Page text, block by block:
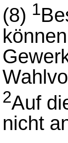
(8) 1
2Auf
nicht